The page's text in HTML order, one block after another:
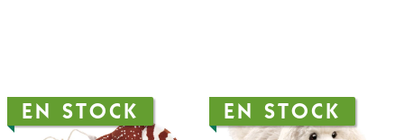
EN STOCK EN STOCK